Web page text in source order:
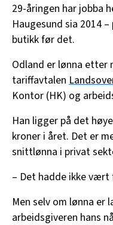
grunnbeløpet
• Det finnes flere
hybridpensjon. Er
spørre
tjenestepensjon.
Kilder:
29-åringen har jobba
Haugesund sia 2014
butikk før det.
Odland er lønna etter
tariffavtalen
Kontor (HK) og
Han ligger på det
kroner i året. Det er
snittlønna i privat
– Det hadde ikke vært
Men selv om lønna er
arbeidsgiveren hans